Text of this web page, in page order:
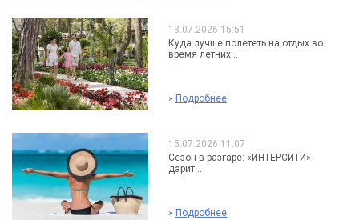
13.07.2026 15:51
Куда лучше полететь на отдых во
время летних...
» Подробнее
15.07.2026 11:07
Сезон в разгаре: «ИНТЕРСИТИ»
дарит...
» Подробнее